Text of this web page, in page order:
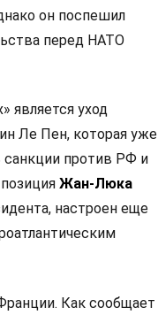
он поспешил
перед НАТО
является уход
Ле Пен, которая уже
санкции против РФ и
Жан-Люка
настроен еще
Как сообщает